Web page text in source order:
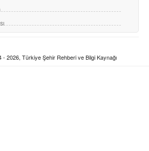
2026, Türkiye Şehir Rehberi ve Bilgi Kaynağı